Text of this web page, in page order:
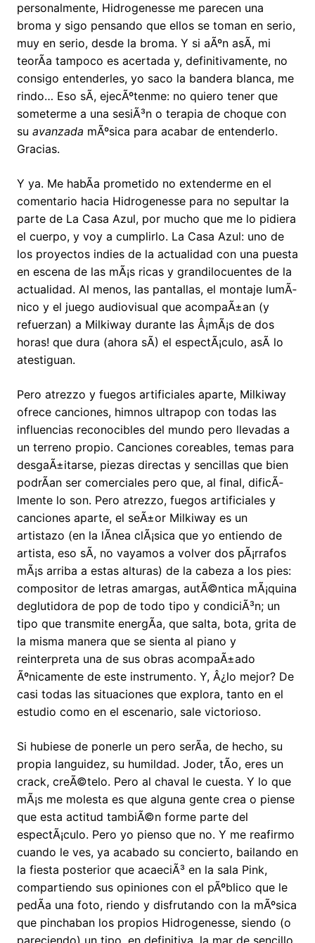
personalmente, Hidrogenesse me parecen una
broma y sigo pensando que ellos se toman en serio,
muy en serio, desde la broma. Y si aÃºn asÃ­, mi
teorÃ­a tampoco es acertada y, definitivamente, no
consigo entenderles, yo saco la bandera blanca, me
rindo… Eso sÃ­, ejecÃºtenme: no quiero tener que
someterme a una sesiÃ³n o terapia de choque con
su avanzada mÃºsica para acabar de entenderlo.
Gracias.
Y ya. Me habÃ­a prometido no extenderme en el
comentario hacia Hidrogenesse para no sepultar la
parte de La Casa Azul, por mucho que me lo pidiera
el cuerpo, y voy a cumplirlo. La Casa Azul: uno de
los proyectos indies de la actualidad con una puesta
en escena de las mÃ¡s ricas y grandilocuentes de la
actualidad. Al menos, las pantallas, el montaje lumÃ­
nico y el juego audiovisual que acompaÃ±an (y
refuerzan) a Milkiway durante las Â¡mÃ¡s de dos
horas! que dura (ahora sÃ­) el espectÃ¡culo, asÃ­ lo
atestiguan.
Pero atrezzo y fuegos artificiales aparte, Milkiway
ofrece canciones, himnos ultrapop con todas las
influencias reconocibles del mundo pero llevadas a
un terreno propio. Canciones coreables, temas para
desgaÃ±itarse, piezas directas y sencillas que bien
podrÃ­an ser comerciales pero que, al final, dificÃ­
lmente lo son. Pero atrezzo, fuegos artificiales y
canciones aparte, el seÃ±or Milkiway es un
artistazo (en la lÃ­nea clÃ¡sica que yo entiendo de
artista, eso sÃ­, no vayamos a volver dos pÃ¡rrafos
mÃ¡s arriba a estas alturas) de la cabeza a los pies:
compositor de letras amargas, autÃ©ntica mÃ¡quina
deglutidora de pop de todo tipo y condiciÃ³n; un
tipo que transmite energÃ­a, que salta, bota, grita de
la misma manera que se sienta al piano y
reinterpreta una de sus obras acompaÃ±ado
Ãºnicamente de este instrumento. Y, Â¿lo mejor? De
casi todas las situaciones que explora, tanto en el
estudio como en el escenario, sale victorioso.
Si hubiese de ponerle un pero serÃ­a, de hecho, su
propia languidez, su humildad. Joder, tÃ­o, eres un
crack, creÃ©telo. Pero al chaval le cuesta. Y lo que
mÃ¡s me molesta es que alguna gente crea o piense
que esta actitud tambiÃ©n forme parte del
espectÃ¡culo. Pero yo pienso que no. Y me reafirmo
cuando le ves, ya acabado su concierto, bailando en
la fiesta posterior que acaeciÃ³ en la sala Pink,
compartiendo sus opiniones con el pÃºblico que le
pedÃ­a una foto, riendo y disfrutando con la mÃºsica
que pinchaban los propios Hidrogenesse, siendo (o